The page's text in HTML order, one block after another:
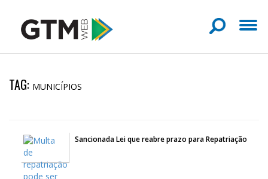
TAG: MUNICÍPIOS
Sancionada Lei que reabre prazo para Repatriação